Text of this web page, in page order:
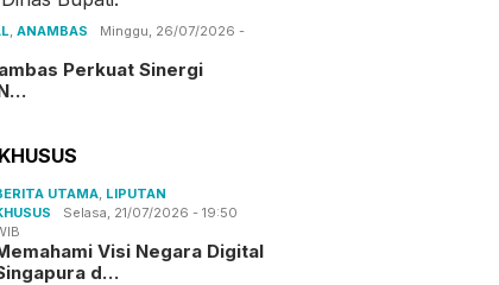
,ANAMBAS
Minggu, 26/07/2026 -
Perkuat Sinergi
UTAMA LIPUTAN
Selasa, 21/07/2026 - 19:50
Visi Negara Digital
d…